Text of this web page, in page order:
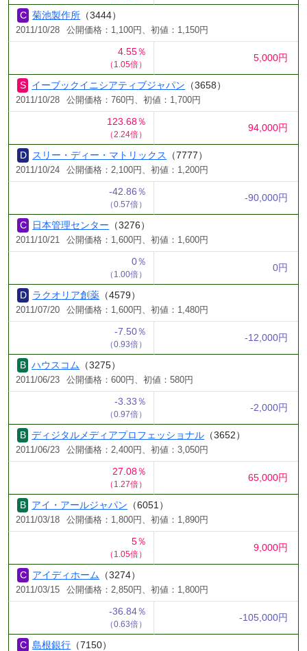
菊池製作所 （3444）
2011/10/28 公開価格：1,100円、初値：1,150円
4.55％
（1.05倍）
5,000円
イーブックイニシアティブジャパン （3658）
2011/10/28 公開価格：760円、初値：1,700円
123.68％
（2.24倍）
94,000円
スリー・ディー・マトリックス （7777）
2011/10/24 公開価格：2,100円、初値：1,200円
-42.86％
（0.57倍）
-90,000円
日本管理センター （3276）
2011/10/21 公開価格：1,600円、初値：1,600円
0％
（1.00倍）
0円
ラクオリア創薬 （4579）
2011/07/20 公開価格：1,600円、初値：1,480円
-7.50％
（0.93倍）
-12,000円
ハウスコム （3275）
2011/06/23 公開価格：600円、初値：580円
-3.33％
（0.97倍）
-2,000円
ディジタルメディアプロフェッショナル （3652）
2011/06/23 公開価格：2,400円、初値：3,050円
27.08％
（1.27倍）
65,000円
アイ・アールジャパン （6051）
2011/03/18 公開価格：1,800円、初値：1,890円
5％
（1.05倍）
9,000円
アイディホーム （3274）
2011/03/15 公開価格：2,850円、初値：1,800円
-36.84％
（0.63倍）
-105,000円
島根銀行 （7150）